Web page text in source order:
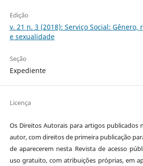
Edição
v. 21 n. 3 (2018): Serviço Social: Gênero,
e sexualidade
Seção
Expediente
Licença
Os Direitos Autorais para artigos publicados
autor, com direitos de primeira publicação
de aparecerem nesta Revista de acesso
uso gratuito, com atribuições próprias, em